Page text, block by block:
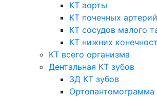
КТ аорты
КТ почечных артерий
КТ сосудов малого
КТ нижних
КТ всего организма
Дентальная КТ зубов
3Д КТ зубов
Ортопантомограмма